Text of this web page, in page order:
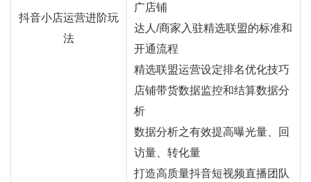
抖音小店运营进阶玩
法
广店铺
达人/商家入驻精选联盟的标准和
开通流程
精选联盟运营设定排名优化技巧
店铺带货数据监控和结算数据分
析
数据分析之有效提高曝光量、回
访量、转化量
打造高质量抖音短视频直播团队